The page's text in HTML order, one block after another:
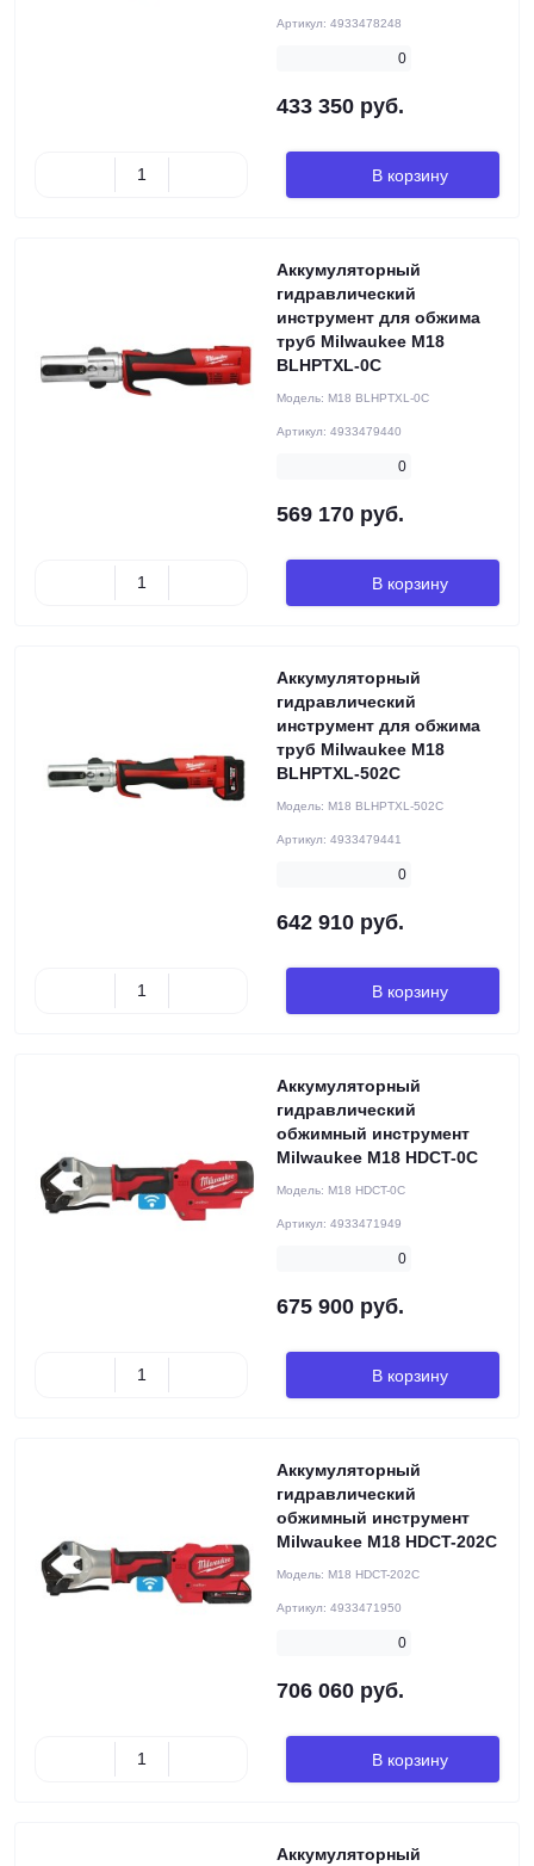
Артикул: 4933478248
0
433 350 руб.
В корзину
Аккумуляторный
гидравлический
инструмент для обжима
труб Milwaukee M18
BLHPTXL-0C
Модель: M18 BLHPTXL-0C
Артикул: 4933479440
0
569 170 руб.
В корзину
Аккумуляторный
гидравлический
инструмент для обжима
труб Milwaukee M18
BLHPTXL-502C
Модель: M18 BLHPTXL-502C
Артикул: 4933479441
0
642 910 руб.
В корзину
Аккумуляторный
гидравлический
обжимный инструмент
Milwaukee M18 HDCT-0C
Модель: M18 HDCT-0C
Артикул: 4933471949
0
675 900 руб.
В корзину
Аккумуляторный
гидравлический
обжимный инструмент
Milwaukee M18 HDCT-202C
Модель: M18 HDCT-202C
Артикул: 4933471950
0
706 060 руб.
В корзину
Аккумуляторный